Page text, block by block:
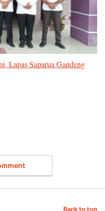
Lapas Saparua Gandeng
Back to top